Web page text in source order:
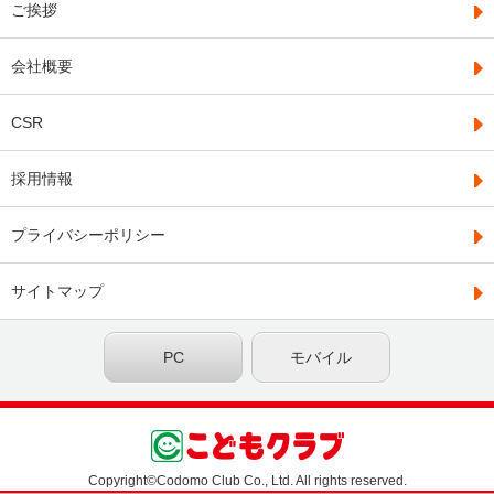
ご挨拶
会社概要
CSR
採用情報
プライバシーポリシー
サイトマップ
Copyright©Codomo Club Co., Ltd. All rights reserved.
モバイル
PC